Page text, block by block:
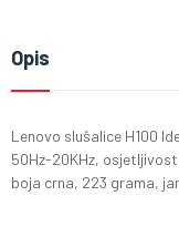
Opis
Lenovo slušalice H100
50Hz-20KHz, osjetljivost
boja crna, 223 grama,